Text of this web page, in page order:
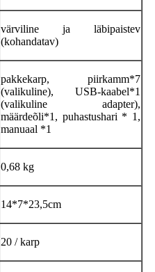
värviline ja läbipaistev
(kohandatav)
pakkekarp, piirkamm*7
(valikuline), USB-kaabel*1
(valikuline adapter),
määrdeõli*1, puhastushari * 1,
manuaal *1
0,68 kg
14*7*23,5cm
20 / karp